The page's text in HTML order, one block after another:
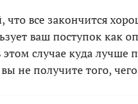
все закончится
ваш поступок как
этом случае куда
не получите того,